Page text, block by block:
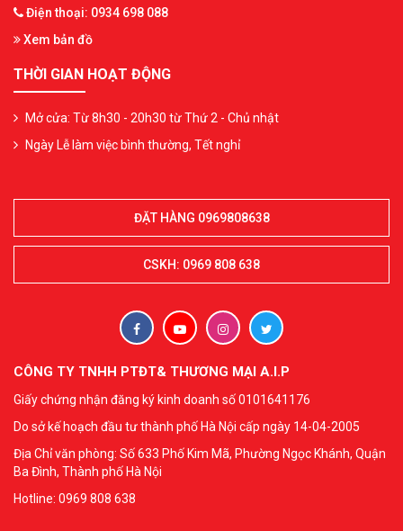
Điện thoại: 0934 698 088
Xem bản đồ
THỜI GIAN HOẠT ĐỘNG
Mở cửa: Từ 8h30 - 20h30 từ Thứ 2 - Chủ nhật
Ngày Lễ làm việc bình thường, Tết nghỉ
ĐẶT HÀNG 0969808638
CSKH: 0969 808 638
CÔNG TY TNHH PTĐT& THƯƠNG MẠI A.I.P
Giấy chứng nhận đăng ký kinh doanh số 0101641176
Do sở kế hoạch đầu tư thành phố Hà Nội cấp ngày 14-04-2005
Địa Chỉ văn phòng: Số 633 Phố Kim Mã, Phường Ngọc Khánh, Quận
Ba Đình, Thành phố Hà Nội
Hotline: 0969 808 638